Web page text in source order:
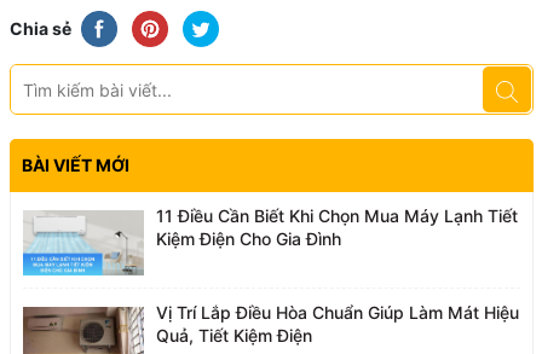
Chia sẻ
BÀI VIẾT MỚI
11 Điều Cần Biết Khi Chọn Mua Máy Lạnh Tiết
Kiệm Điện Cho Gia Đình
Vị Trí Lắp Điều Hòa Chuẩn Giúp Làm Mát Hiệu
Quả, Tiết Kiệm Điện